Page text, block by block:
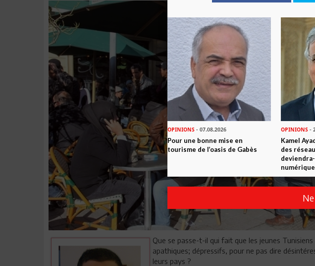
Que se passe-t-il qui fait que les jeunes
apathiques; dépressifs, pour ne pas dire
leurs pays ?
OPINIONS - 07.08.2026
Pour une bonne mise en
tourisme de l’oasis de Gabès
OPINIONS -
Kamel
des